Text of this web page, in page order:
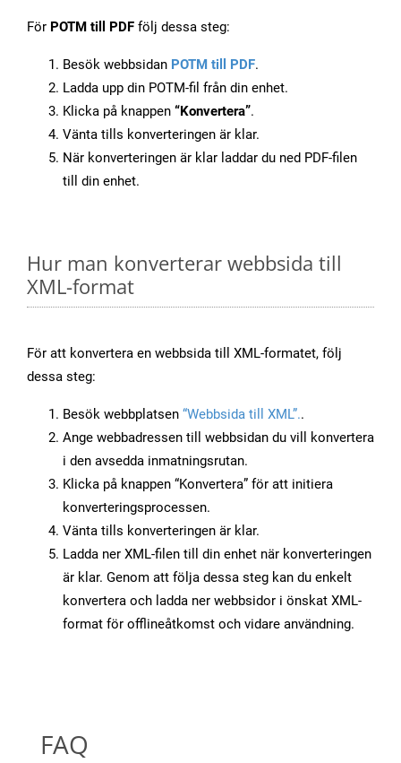
För POTM till PDF följ dessa steg:
Besök webbsidan POTM till PDF.
Ladda upp din POTM-fil från din enhet.
Klicka på knappen “Konvertera”.
Vänta tills konverteringen är klar.
När konverteringen är klar laddar du ned PDF-filen
till din enhet.
Hur man konverterar webbsida till
XML-format
För att konvertera en webbsida till XML-formatet, följ
dessa steg:
Besök webbplatsen “Webbsida till XML”..
Ange webbadressen till webbsidan du vill konvertera
i den avsedda inmatningsrutan.
Klicka på knappen “Konvertera” för att initiera
konverteringsprocessen.
Vänta tills konverteringen är klar.
Ladda ner XML-filen till din enhet när konverteringen
är klar. Genom att följa dessa steg kan du enkelt
konvertera och ladda ner webbsidor i önskat XML-
format för offlineåtkomst och vidare användning.
FAQ